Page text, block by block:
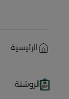
الرئيسية
الروشتة